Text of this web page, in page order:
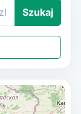
Szukaj